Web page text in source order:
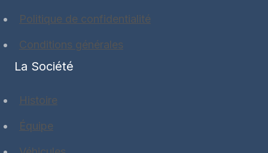
Politique de confidentialité
Conditions générales
La Société
Histoire
Équipe